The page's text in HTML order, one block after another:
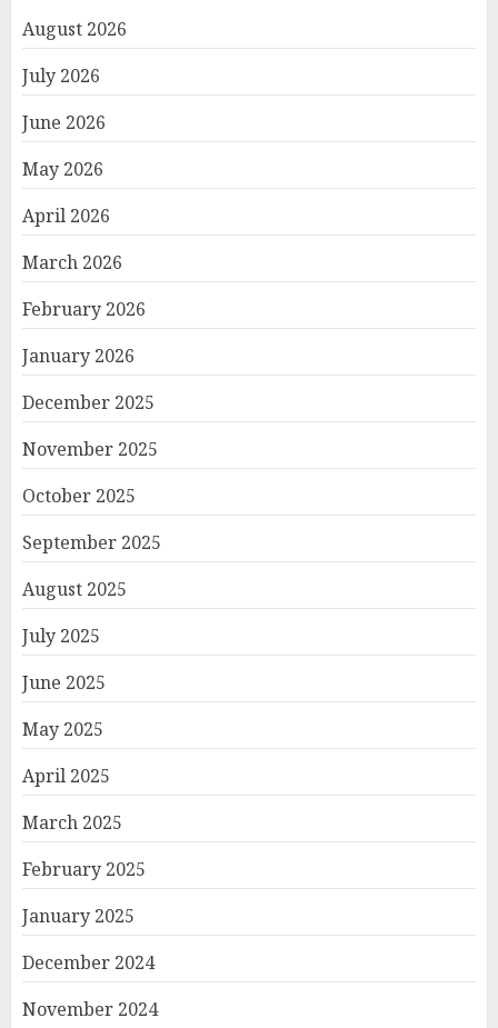
August 2026
July 2026
June 2026
May 2026
April 2026
March 2026
February 2026
January 2026
December 2025
November 2025
October 2025
September 2025
August 2025
July 2025
June 2025
May 2025
April 2025
March 2025
February 2025
January 2025
December 2024
November 2024